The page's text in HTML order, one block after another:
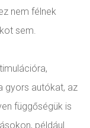
nem félnek
sem.
gyors autókat, az
függőségük is
például